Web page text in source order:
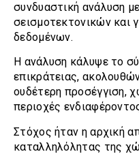
συνδυαστική ανάλυση
σεισμοτεκτονικών και
δεδομένων.
Η ανάλυση κάλυψε το
επικράτειας,
ουδέτερη προσέγγιση,
περιοχές
Στόχος ήταν η αρχική
καταλληλόλητας της